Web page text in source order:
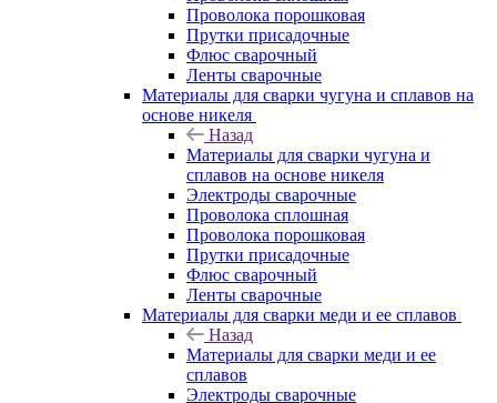
Проволока порошковая
Прутки присадочные
Флюс сварочный
Ленты сварочные
Материалы для сварки чугуна и сплавов на
основе никеля
Назад
Материалы для сварки чугуна и
сплавов на основе никеля
Электроды сварочные
Проволока сплошная
Проволока порошковая
Прутки присадочные
Флюс сварочный
Ленты сварочные
Материалы для сварки меди и ее сплавов
Назад
Материалы для сварки меди и ее
сплавов
Электроды сварочные